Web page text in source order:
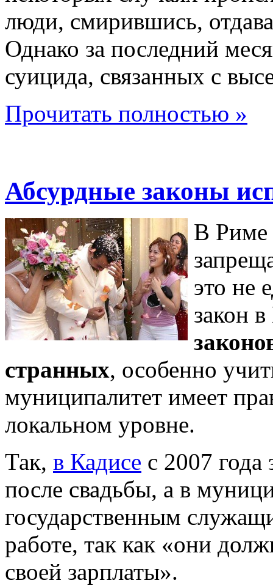
люди, смирившись,
Однако за последний
суицида, связанных с
Прочитать полностью »
Абсурдные законы
В Риме
это не
закон
странных, особенно
муниципалитет имеет
локальном уровне.
Так, в Кадисе с 2007 года
после свадьбы, а в
государственным
работе, так как «они
своей зарплаты».